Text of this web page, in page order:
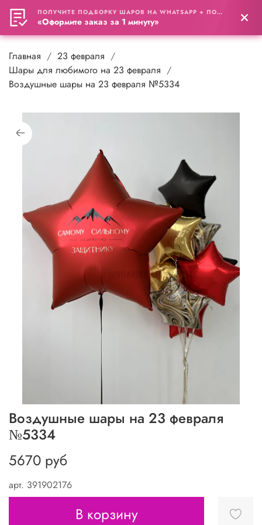
0
Главная
23 февраля
Шары для любимого на 23 февраля
Воздушные шары на 23 февраля №5334
арт. 391902176
Воздушные шары на 23 февраля
№5334
5670 руб
В корзину
ПОЛУЧИТЕ ПОДБОРКУ ШАРОВ НА WHATSAPP + ПОДАРОК
«Оформите заказ за 1 минуту»